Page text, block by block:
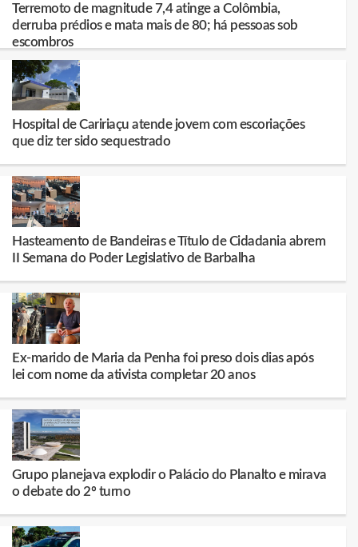
Terremoto de magnitude 7,4 atinge a Colômbia,
derruba prédios e mata mais de 80; há pessoas sob
escombros
Hospital de Caririaçu atende jovem com escoriações
que diz ter sido sequestrado
Hasteamento de Bandeiras e Título de Cidadania abrem
II Semana do Poder Legislativo de Barbalha
Ex-marido de Maria da Penha foi preso dois dias após
lei com nome da ativista completar 20 anos
Grupo planejava explodir o Palácio do Planalto e mirava
o debate do 2º turno